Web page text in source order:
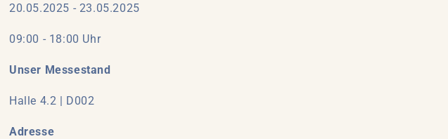
20.05.2025 - 23.05.2025
09:00 - 18:00 Uhr
Unser Messestand
Halle 4.2 | D002
Adresse